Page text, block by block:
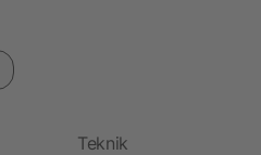
Teknik